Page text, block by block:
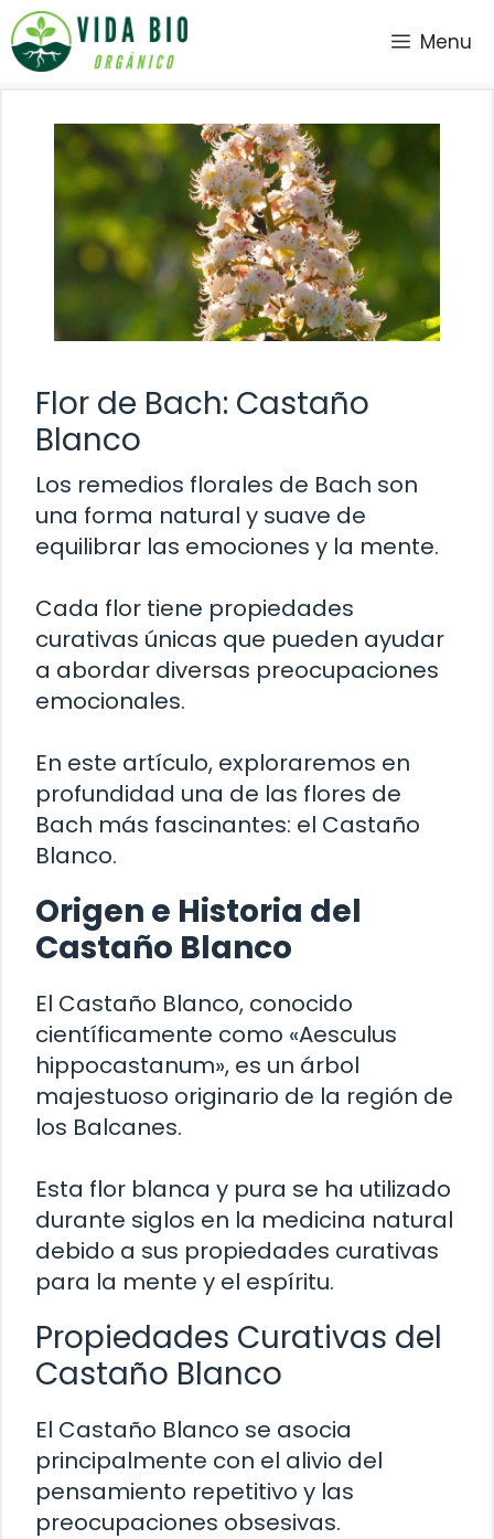
Saltar
al
contenido
Menu
Flor de Bach: Castaño
Blanco
Los remedios florales de Bach son
una forma natural y suave de
equilibrar las emociones y la mente.
Cada flor tiene propiedades
curativas únicas que pueden ayudar
a abordar diversas preocupaciones
emocionales.
En este artículo, exploraremos en
profundidad una de las flores de
Bach más fascinantes: el Castaño
Blanco.
Origen e Historia del
Castaño Blanco
El Castaño Blanco, conocido
científicamente como «Aesculus
hippocastanum», es un árbol
majestuoso originario de la región de
los Balcanes.
Esta flor blanca y pura se ha utilizado
durante siglos en la medicina natural
debido a sus propiedades curativas
para la mente y el espíritu.
Propiedades Curativas del
Castaño Blanco
El Castaño Blanco se asocia
principalmente con el alivio del
pensamiento repetitivo y las
preocupaciones obsesivas.